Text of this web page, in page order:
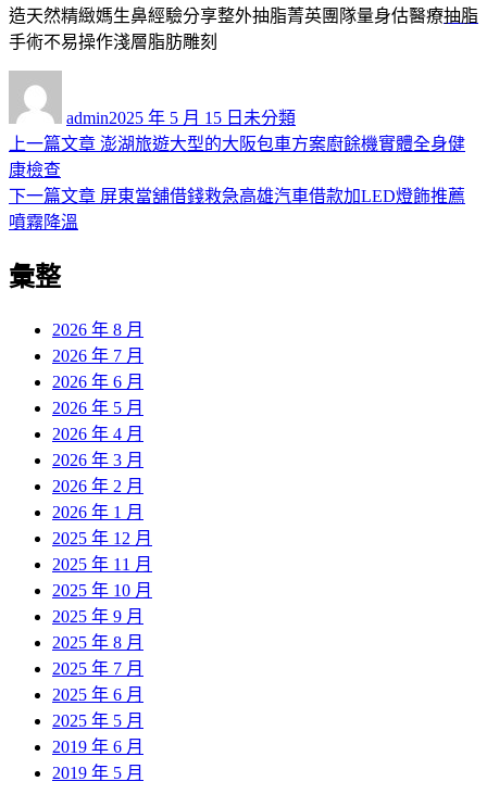
造天然精緻媽生鼻經驗分享整外抽脂菁英團隊量身估醫療抽脂
手術不易操作淺層脂肪雕刻
admin佈
日
2025 年 5 月 15 日 類
未分類
文
章
導
覽
上一篇文章 上
篇
澎湖旅遊大型的大阪包車方案廚餘機實體全身健
康檢查
下一篇文章 下
屏東當舖借錢救急高雄汽車借款加LED燈飾推薦
噴霧降溫
彙整
2026 年 8 月
2026 年 7 月
2026 年 6 月
2026 年 5 月
2026 年 4 月
2026 年 3 月
2026 年 2 月
2026 年 1 月
2025 年 12 月
2025 年 11 月
2025 年 10 月
2025 年 9 月
2025 年 8 月
2025 年 7 月
2025 年 6 月
2025 年 5 月
2019 年 6 月
2019 年 5 月